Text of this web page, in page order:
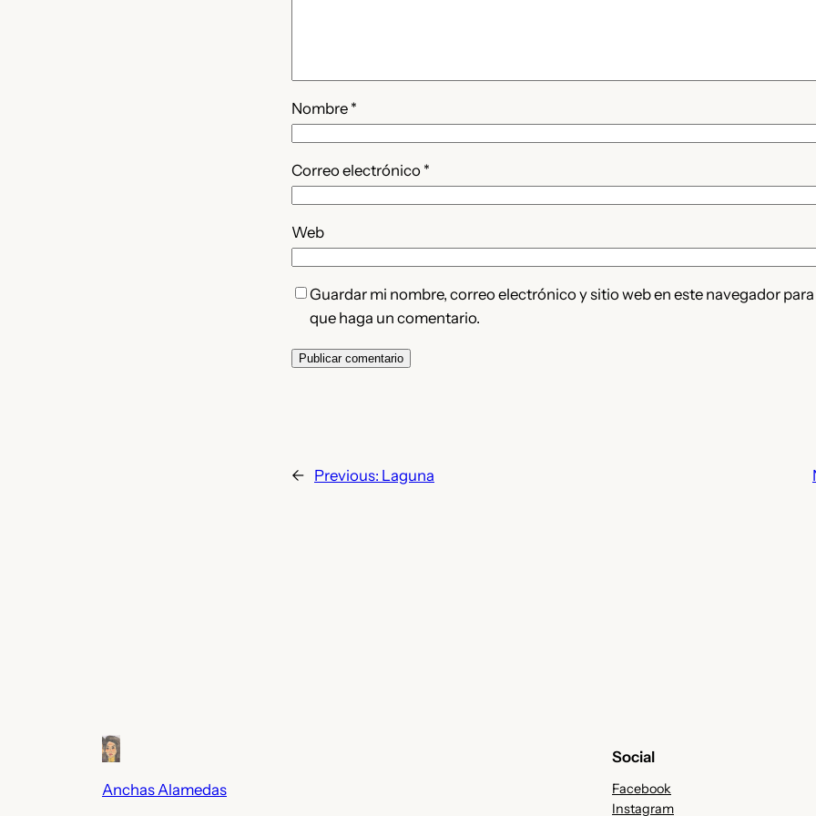
Nombre *
Correo electrónico *
Web
Guardar mi nombre, correo electrónico y sitio web en este navegador
que haga un comentario.
← Previous: Laguna
Anchas Alamedas
Social
Facebook
Instagram